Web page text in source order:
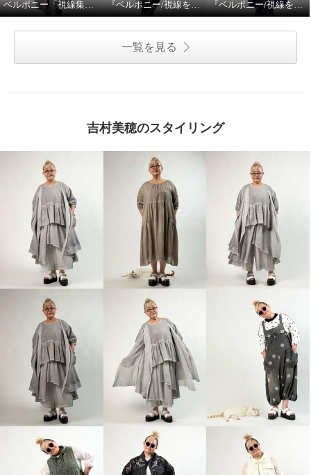
ベルポニー「視線集める大人の遊びを装う」 『ベルポニー/視線を集める大人の遊びを装う』 『ベルポニー/視線を集める大人の遊びを装う』
一覧を見る
吉村美穂のスタイリング